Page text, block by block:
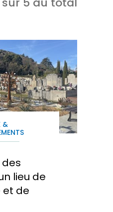
&
des
lieu de
et de